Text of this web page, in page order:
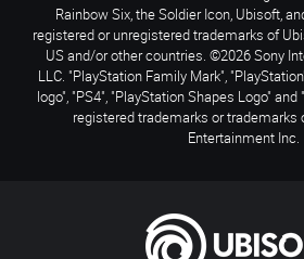
Rainbow Six, the Soldier Icon, Ubisoft,
registered or unregistered trademarks of
US and/or other countries. ©2026 Sony
LLC. "PlayStation Family Mark",
logo", "PS4", "PlayStation Shapes Logo"
registered trademarks or trademarks
Entertainment Inc.